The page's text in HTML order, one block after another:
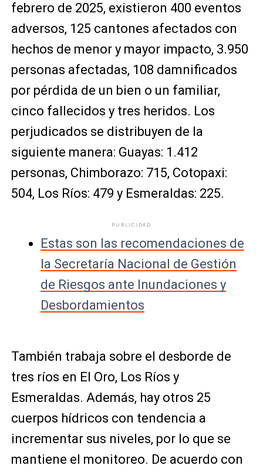
febrero de 2025, existieron 400 eventos
adversos, 125 cantones afectados con
hechos de menor y mayor impacto, 3.950
personas afectadas, 108 damnificados
por pérdida de un bien o un familiar,
cinco fallecidos y tres heridos. Los
perjudicados se distribuyen de la
siguiente manera: Guayas: 1.412
personas, Chimborazo: 715, Cotopaxi:
504, Los Ríos: 479 y Esmeraldas: 225.
PUBLICIDAD
Estas son las recomendaciones de
la Secretaría Nacional de Gestión
de Riesgos ante Inundaciones y
Desbordamientos
También trabaja sobre el desborde de
tres ríos en El Oro, Los Ríos y
Esmeraldas. Además, hay otros 25
cuerpos hídricos con tendencia a
incrementar sus niveles, por lo que se
mantiene el monitoreo. De acuerdo con